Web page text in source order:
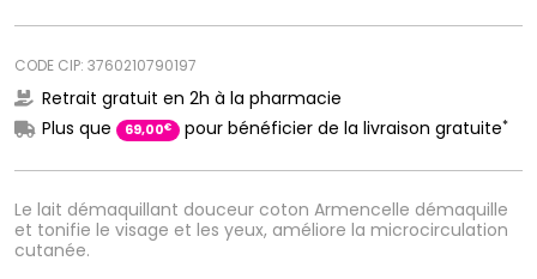
Le lait démaquillant douceur coton Armencelle démaquille
et tonifie le visage et les yeux, améliore la microcirculation
cutanée.
CODE CIP: 3760210790197
Retrait gratuit en 2h à la pharmacie
Plus que
69,00€ pour bénéficier de la livraison gratuite*